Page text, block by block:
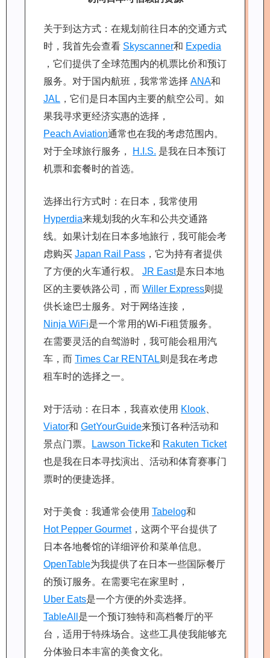
关于到达方式：在规划前往日本的交通方式
时，我首先会查看 Skyscanner和 Expedia
，它们提供了全球范围内的机票比价和预订
服务。对于国内航班，我常常选择 ANA和
JAL ，它们是日本国内主要的航空公司。如
果我寻求更经济实惠的选择，
Peach Aviation通常也在我的考虑范围内。
对于全球旅行服务，
H.I.S. 是我在日本预订
机票和套餐时的首选。
选择出行方式时：在日本，我常使用
Hyperdia来规划我的火车和公共交通路
线。如果计划在日本多地旅行，我可能会考
虑购买 Japan Rail Pass ，它为持有者提供
了方便的火车通行权。 JR East是东日本地
区的主要铁路公司，而 Willer Express则提
供长途巴士服务。对于网络连接，
Ninja WiFi是一个常用的Wi-Fi租赁服务。
在需要灵活的自驾游时，我可能会租用汽
车，而 Times Car RENTAL则是我在考虑
租车时的选择之一。
对于活动：在日本，我喜欢使用 Klook、
Viator和 GetYourGuide来预订各种活动和
景点门票。
Lawson Ticke和 Rakuten Ticket
也是我在日本寻找演出、活动和体育赛事门
票时的便捷选择。
对于美食：我通常会使用 Tabelog和
Hot Pepper Gourmet，这两个平台提供了
日本各地餐馆的详细评价和菜单信息。
OpenTable为我提供了在日本一些国际餐厅
的预订服务。在需要宅在家里时，
Uber Eats是一个方便的外卖选择。
TableAll 是一个预订独特和高档餐厅的平
台，适用于特殊场合。这些工具使我能够充
分体验日本丰富的美食文化。